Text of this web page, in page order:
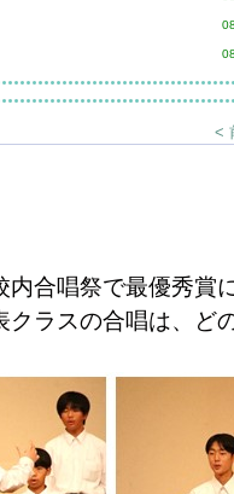
<
合唱祭で最優秀賞
ラスの合唱は、ど